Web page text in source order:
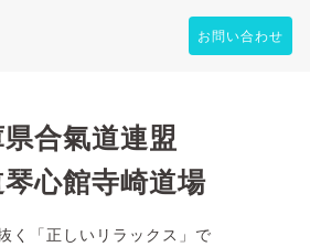
お問い合わせ
合氣道連盟
心館寺崎道場
く「正しいリラックス」で